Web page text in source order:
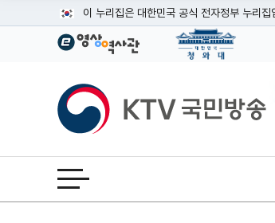
이 누리집은 대한민국 공식 전자정부 누리집
공식 누리집 주소 확인하기
이밖에 or.kr 또는 .kr등 다른 도메인 주소를
운영중인 공식 누리집보기
KTV국민방송
전체메뉴 열기